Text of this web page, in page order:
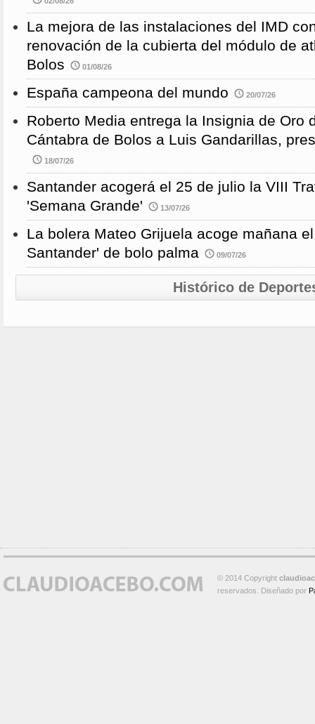
La mejora de las instalaciones del IMD
renovación de la cubierta del módulo de
Bolos
01/08/26
España campeona del mundo 20/07/26
Roberto Media entrega la Insignia de Oro
Cántabra de Bolos a Luis Gandarillas,
18/07/26
Santander acogerá el 25 de julio la VIII
'Semana Grande'
13/07/26
La bolera Mateo Grijuela acoge mañana
Santander' de bolo palma
09/07/26
Histórico de
© 2014 Copyright
reservados. Diseñado por